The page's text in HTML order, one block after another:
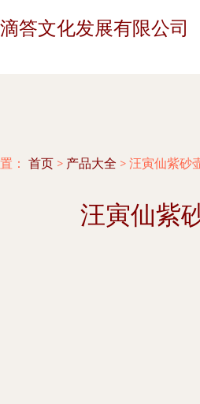
答文化发展有限公司
： 首页 > 产品大全 > 汪寅仙紫砂
汪寅仙紫